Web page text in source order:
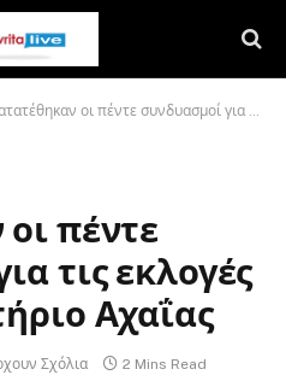
οι πέντε συνδυασμοί για τις εκλογές στο Επιμελητήριο Αχαΐας
πέντε
τις εκλογές
Αχαΐας
Σχόλια 2 Mins Read